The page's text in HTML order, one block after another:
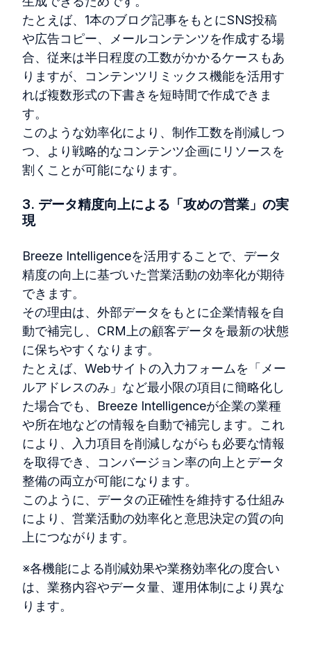
たとえば、 1本のブログ記事をもとにSNS投稿
や広告コピー、メールコンテンツを作成する場
合、従来は半日程度の工数がかかるケースもあ
りますが、コンテンツリミックス機能を活用す
れば複数形式の下書きを短時間で作成できま
す。
このような効率化により、制作工数を削減しつ
つ、より戦略的なコンテンツ企画にリソースを
割くことが可能になります。
3. データ精度向上による「攻めの営業」の実
現
Breeze Intelligenceを活用することで、データ
精度の向上に基づいた営業活動の効率化が期待
できます。
その理由は、外部データをもとに企業情報を自
動で補完し、 CRM 上の顧客データを最新の状態
に保ちやすくなります。
たとえば、 Webサイトの入力フォームを「メー
ルアドレスのみ」など最小限の項目に簡略化し
た場合でも、 Breeze Intelligenceが企業の業種
や所在地などの情報を自動で補完します。これ
により、入力項目を削減しながらも必要な情報
を取得でき、コンバージョン率の向上とデータ
整備の両立が可能になります。
このように、データの正確性を維持する仕組み
により、営業活動の効率化と意思決定の質の向
上につながります。
※各機能による削減効果や業務効率化の度合い
は、業務内容やデータ量、運用体制により異な
ります。